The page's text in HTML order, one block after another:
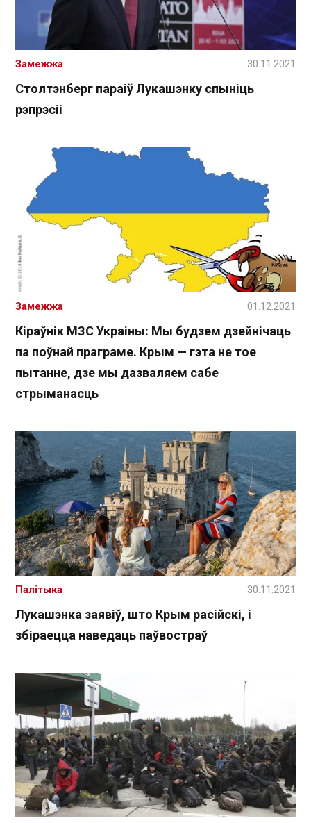
Столтэнберг параіў Лукашэнку спыніць
рэпрэсіі
Замежжа 30.11.2021
Кіраўнік МЗС Украіны: Мы будзем дзейнічаць
па поўнай праграме. Крым — гэта не тое
пытанне, дзе мы дазваляем сабе
стрыманасць
Замежжа 01.12.2021
Лукашэнка заявіў, што Крым расійскі, і
збіраецца наведаць паўвостраў
Палітыка 30.11.2021